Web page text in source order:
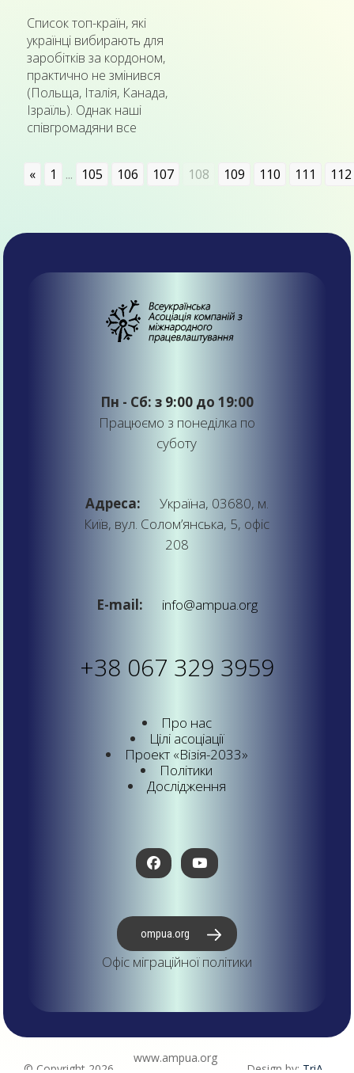
Список топ-країн, які
українці вибирають для
заробітків за кордоном,
практично не змінився
(Польща, Італія, Канада,
Ізраїль). Однак наші
співгромадяни все
« 1 ... 105 106 107 108 109 110 111 112
Пн - Сб: з 9:00 до 19:00
Працюємо з понеділка по
суботу
Адреса:
Україна, 03680, м.
Київ, вул. Солом’янська, 5, офіс
208
E-mail: info@ampua.org
+38 067 329 3959
Про нас
Цілі асоціації
Проект «Візія-2033»
Політики
Дослідження
ompua.org
Офіс міграційної політики
© Copyright 2026
www.ampua.org
Design by: TriA